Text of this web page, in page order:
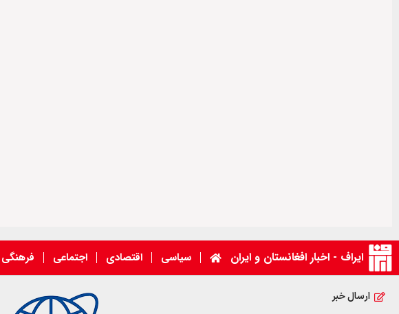
ایراف - اخبار افغانستان و ایران سیاسی اقتصادی اجتماعی فرهنگی
ارسال خبر